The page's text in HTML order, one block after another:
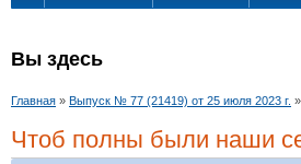
Вы здесь
Главная » Выпуск № 77 (21419) от 25 июля 2023 г. »
Чтоб полны были наши